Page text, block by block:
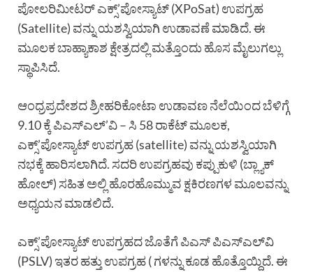
ಪೋಲರಿಮೀಟರ್ ಎಕ್ಸ್’ಪೋಸ್ಯಾಟ್ (XPoSat) ಉಪಗ್ರಹ
(Satellite) ವನ್ನು ಯಶಸ್ವಿಯಾಗಿ ಉಡಾವಣೆ ಮಾಡಿದೆ. ಈ
ಮೂಲಕ ಬಾಹ್ಯಾಕಾಶ ಕ್ಷೇತ್ರದಲ್ಲಿ ಮತ್ತೊಂದು ಹೊಸ ಮೈಲುಗಲ್ಲು
ಸ್ಥಾಪಿಸಿದೆ.
ಆಂಧ್ರಪ್ರದೇಶದ ಶ್ರೀಹರಿಕೋಟಾ ಉಡಾವಣ ನೆಲೆಯಿಂದ ಬೆಳಿಗ್ಗೆ
9.10 ಕ್ಕೆ ಪಿಎಸ್ಎಲ್’ವಿ – ಸಿ 58 ರಾಕೆಟ್ ಮೂಲಕ,
ಎಕ್ಸ್’ಪೋಸ್ಯಾಟ್ ಉಪಗ್ರಹ (satellite) ವನ್ನು ಯಶಸ್ವಿಯಾಗಿ
ನಭಕ್ಕೆ ಹಾರಿಸಲಾಗಿದೆ. ಸದರಿ ಉಪಗ್ರಹವು ಕಪ್ಪುಕುಳಿ (ಬ್ಲ್ಯಾಕ್
ಹೋಲ್) ಸಹಿತ ಅಲ್ಲಿ ಹೊರಹೊಮ್ಮುವ ಕ್ಷಕಿರಣಗಳ ಮೂಲವನ್ನು
ಅಧ್ಯಯನ ಮಾಡಲಿದೆ.
ಎಕ್ಸ್’ಪೋಸ್ಯಾಟ್ ಉಪಗ್ರಹದ ಜೊತೆಗೆ ಪಿಎಸ್ ಪಿಎಸ್‌ಎಲ್‌ವಿ
(PSLV) ಇತರ ಹತ್ತು ಉಪಗ್ರಹ ( ಗಳನ್ನು ಕೂಡ ಹೊತ್ತೊಯ್ದಿದೆ. ಈ